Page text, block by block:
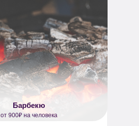
Барбекю
от 900₽ на человека